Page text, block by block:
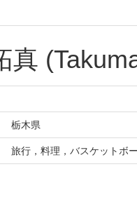
真
栃木県
旅行，料理，バスケットボ